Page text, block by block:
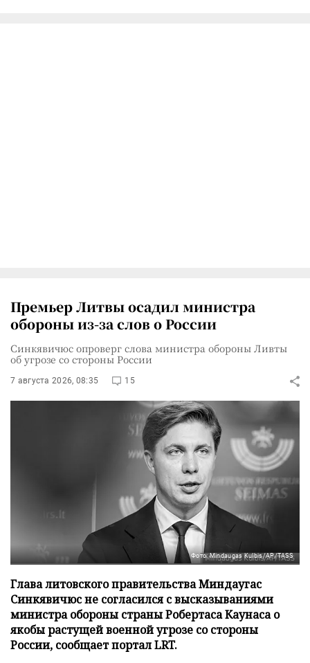
Премьер Литвы осадил министра
обороны из-за слов о России
Синкявичюс опроверг слова министра обороны Ливты
об угрозе со стороны России
7 августа 2026, 08:35 15
Фото: Mindaugas Kulbis/AP/TASS
Глава литовского правительства Миндаугас
Синкявичюс не согласился с высказываниями
министра обороны страны Робертаса Каунаса о
якобы растущей военной угрозе со стороны
России, сообщает портал LRT.